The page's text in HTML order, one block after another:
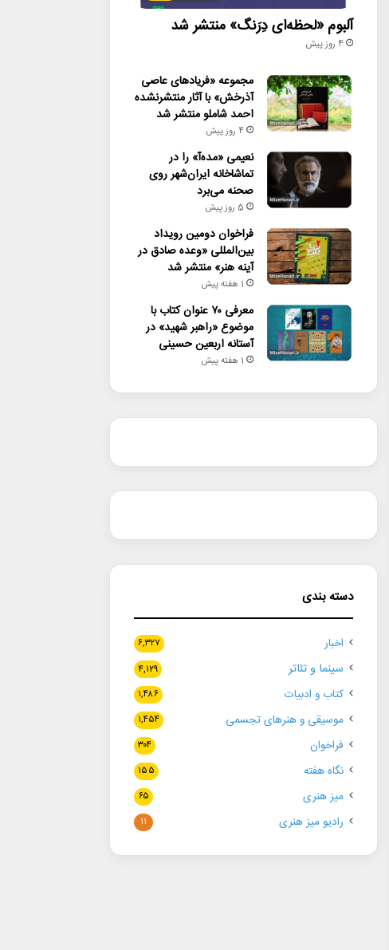
آلبوم «لحظه‌ای دِرَنگ» منتشر شد
4 روز پیش
مجموعه «فریادهای عاصی
آذرخش» با آثار منتشرنشده
احمد شاملو منتشر شد
4 روز پیش
نعیمی «مده‌آ» را در
تماشاخانه ایران‌شهر روی
صحنه می‌برد
5 روز پیش
فراخوان دومین رویداد
بین‌المللی «وعده صادق در
آینه هنر» منتشر شد
1 هفته پیش
معرفی ۷۰ عنوان کتاب با
موضوع «راهبر شهید» در
آستانه اربعین حسینی
1 هفته پیش
دسته بندی
اخبار ۶,۳۲۷
سینما و تئاتر ۴,۱۲۹
کتاب و ادبیات ۱,۴۸۶
موسیقی و هنرهای تجسمی ۱,۴۵۴
فراخوان ۳۰۴
نگاه هفته ۱۵۵
میز هنری ۶۵
رادیو میز هنری ۱۱